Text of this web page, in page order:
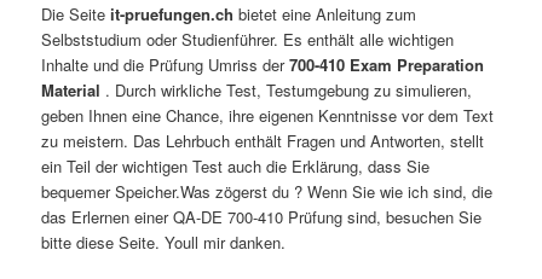
Die Seiteit-pruefungen.ch bietet eine Anleitung zum
Selbststudium oder Studienführer. Es enthält alle wichtigen
Inhalte und die Prüfung Umriss der700-410 Exam Preparation
Material . Durch wirkliche Test, Testumgebung zu simulieren,
geben Ihnen eine Chance, ihre eigenen Kenntnisse vor dem Text
zu meistern. Das Lehrbuch enthält Fragen und Antworten, stellt
ein Teil der wichtigen Test auch die Erklärung, dass Sie
bequemer Speicher.Was zögerst du ? Wenn Sie wie ich sind, die
das Erlernen einer QA-DE 700-410 Prüfung sind, besuchen Sie
bitte diese Seite. Youll mir danken.